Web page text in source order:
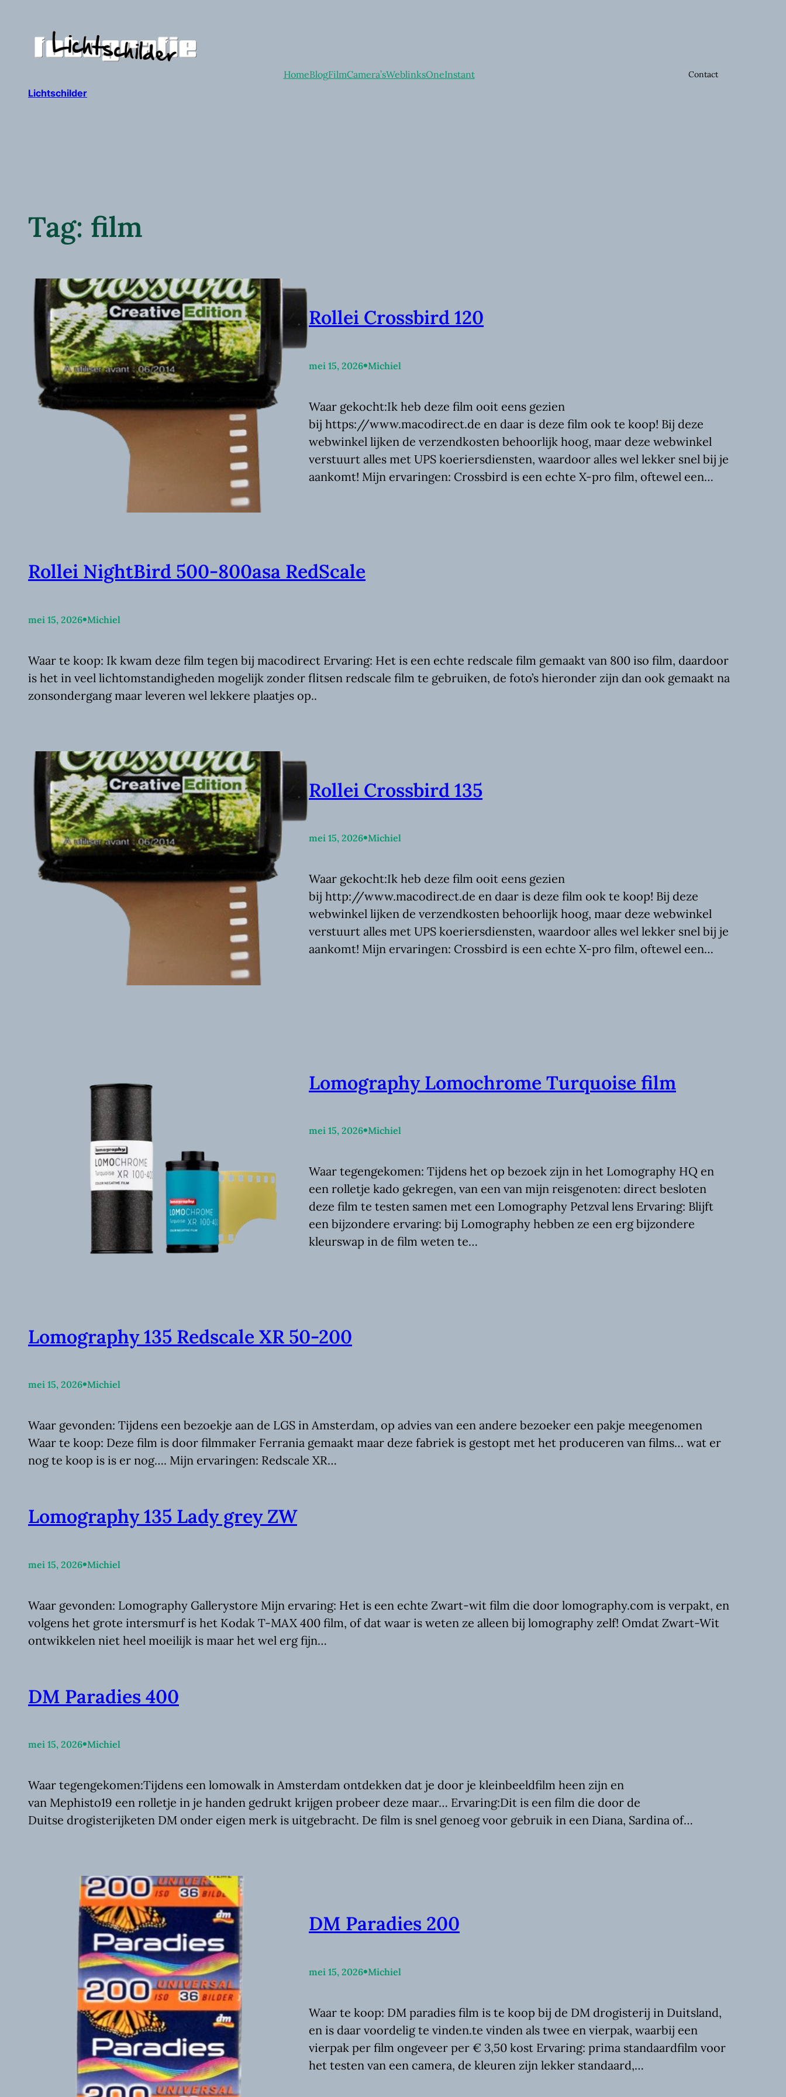
Lichtschilder
HomeBlogFilmCamera’sWeblinksOneInstant Contact
Tag: film
Rollei Crossbird 120
mei 15, 2026•Michiel
Waar gekocht:Ik heb deze film ooit eens gezien
bij https://www.macodirect.de en daar is deze film ook te koop! Bij deze
webwinkel lijken de verzendkosten behoorlijk hoog, maar deze webwinkel
verstuurt alles met UPS koeriersdiensten, waardoor alles wel lekker snel bij je
aankomt! Mijn ervaringen: Crossbird is een echte X-pro film, oftewel een…
Rollei NightBird 500-800asa RedScale
mei 15, 2026•Michiel
Waar te koop: Ik kwam deze film tegen bij macodirect Ervaring: Het is een echte redscale film gemaakt van 800 iso film, daardoor
is het in veel lichtomstandigheden mogelijk zonder flitsen redscale film te gebruiken, de foto’s hieronder zijn dan ook gemaakt na
zonsondergang maar leveren wel lekkere plaatjes op..
Rollei Crossbird 135
mei 15, 2026•Michiel
Waar gekocht:Ik heb deze film ooit eens gezien
bij http://www.macodirect.de en daar is deze film ook te koop! Bij deze
webwinkel lijken de verzendkosten behoorlijk hoog, maar deze webwinkel
verstuurt alles met UPS koeriersdiensten, waardoor alles wel lekker snel bij je
aankomt! Mijn ervaringen: Crossbird is een echte X-pro film, oftewel een…
Lomography Lomochrome Turquoise film
mei 15, 2026•Michiel
Waar tegengekomen: Tijdens het op bezoek zijn in het Lomography HQ en
een rolletje kado gekregen, van een van mijn reisgenoten: direct besloten
deze film te testen samen met een Lomography Petzval lens Ervaring: Blijft
een bijzondere ervaring: bij Lomography hebben ze een erg bijzondere
kleurswap in de film weten te…
Lomography 135 Redscale XR 50-200
mei 15, 2026•Michiel
Waar gevonden: Tijdens een bezoekje aan de LGS in Amsterdam, op advies van een andere bezoeker een pakje meegenomen
Waar te koop: Deze film is door filmmaker Ferrania gemaakt maar deze fabriek is gestopt met het produceren van films… wat er
nog te koop is is er nog…. Mijn ervaringen: Redscale XR…
Lomography 135 Lady grey ZW
mei 15, 2026•Michiel
Waar gevonden: Lomography Gallerystore Mijn ervaring: Het is een echte Zwart-wit film die door lomography.com is verpakt, en
volgens het grote intersmurf is het Kodak T-MAX 400 film, of dat waar is weten ze alleen bij lomography zelf! Omdat Zwart-Wit
ontwikkelen niet heel moeilijk is maar het wel erg fijn…
DM Paradies 400
mei 15, 2026•Michiel
Waar tegengekomen:Tijdens een lomowalk in Amsterdam ontdekken dat je door je kleinbeeldfilm heen zijn en
van Mephisto19 een rolletje in je handen gedrukt krijgen probeer deze maar… Ervaring:Dit is een film die door de
Duitse drogisterijketen DM onder eigen merk is uitgebracht. De film is snel genoeg voor gebruik in een Diana, Sardina of…
DM Paradies 200
mei 15, 2026•Michiel
Waar te koop: DM paradies film is te koop bij de DM drogisterij in Duitsland,
en is daar voordelig te vinden.te vinden als twee en vierpak, waarbij een
vierpak per film ongeveer per € 3,50 kost Ervaring: prima standaardfilm voor
het testen van een camera, de kleuren zijn lekker standaard,…